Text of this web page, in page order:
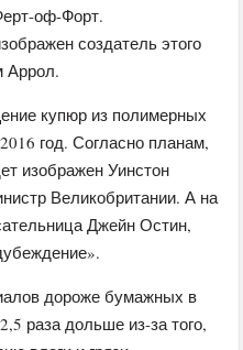
оф-Форт.
создатель этого
Аррол.
купюр из полимерных
год. Согласно планам,
изображен Уинстон
Великобритании. А на
Джейн Остин,
дороже бумажных в
раза дольше из-за того,